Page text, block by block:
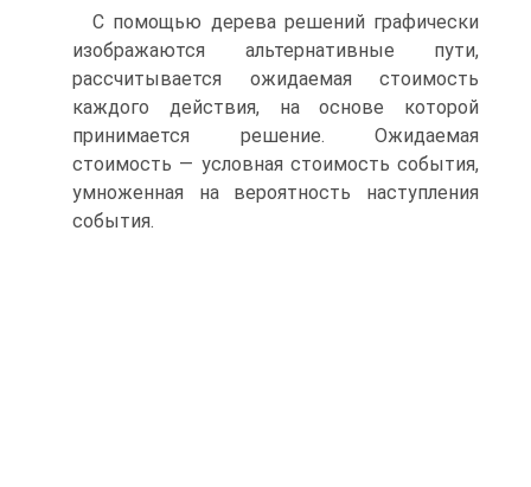
С помощью дерева решений графически
изображаются альтернативные пути,
рассчитывается ожидаемая стоимость
каждого действия, на основе которой
принимается решение. Ожидаемая
стоимость — условная стоимость события,
умноженная на вероятность наступления
события.